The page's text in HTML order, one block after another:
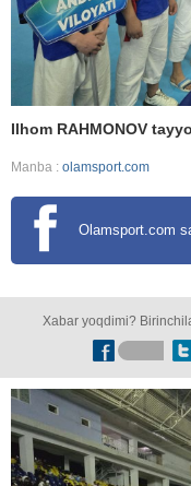
Ilhom RAHMONOV
Manba : olamsport.com
Olamsport.com
Xabar yoqdimi?